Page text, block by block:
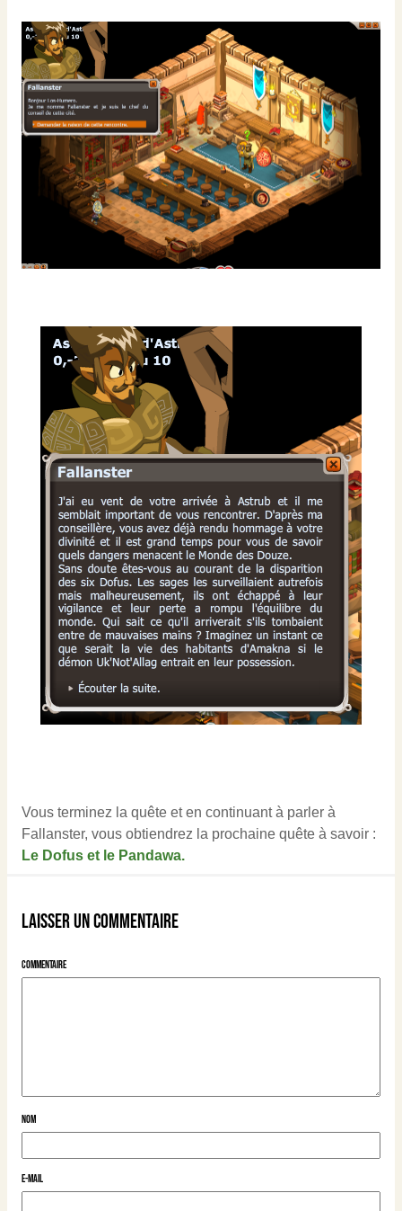
Vous terminez la quête et en continuant à parler à
Fallanster, vous obtiendrez la prochaine quête à savoir :
Le Dofus et le Pandawa.
Laisser un commentaire
Commentaire
Nom
E-mail